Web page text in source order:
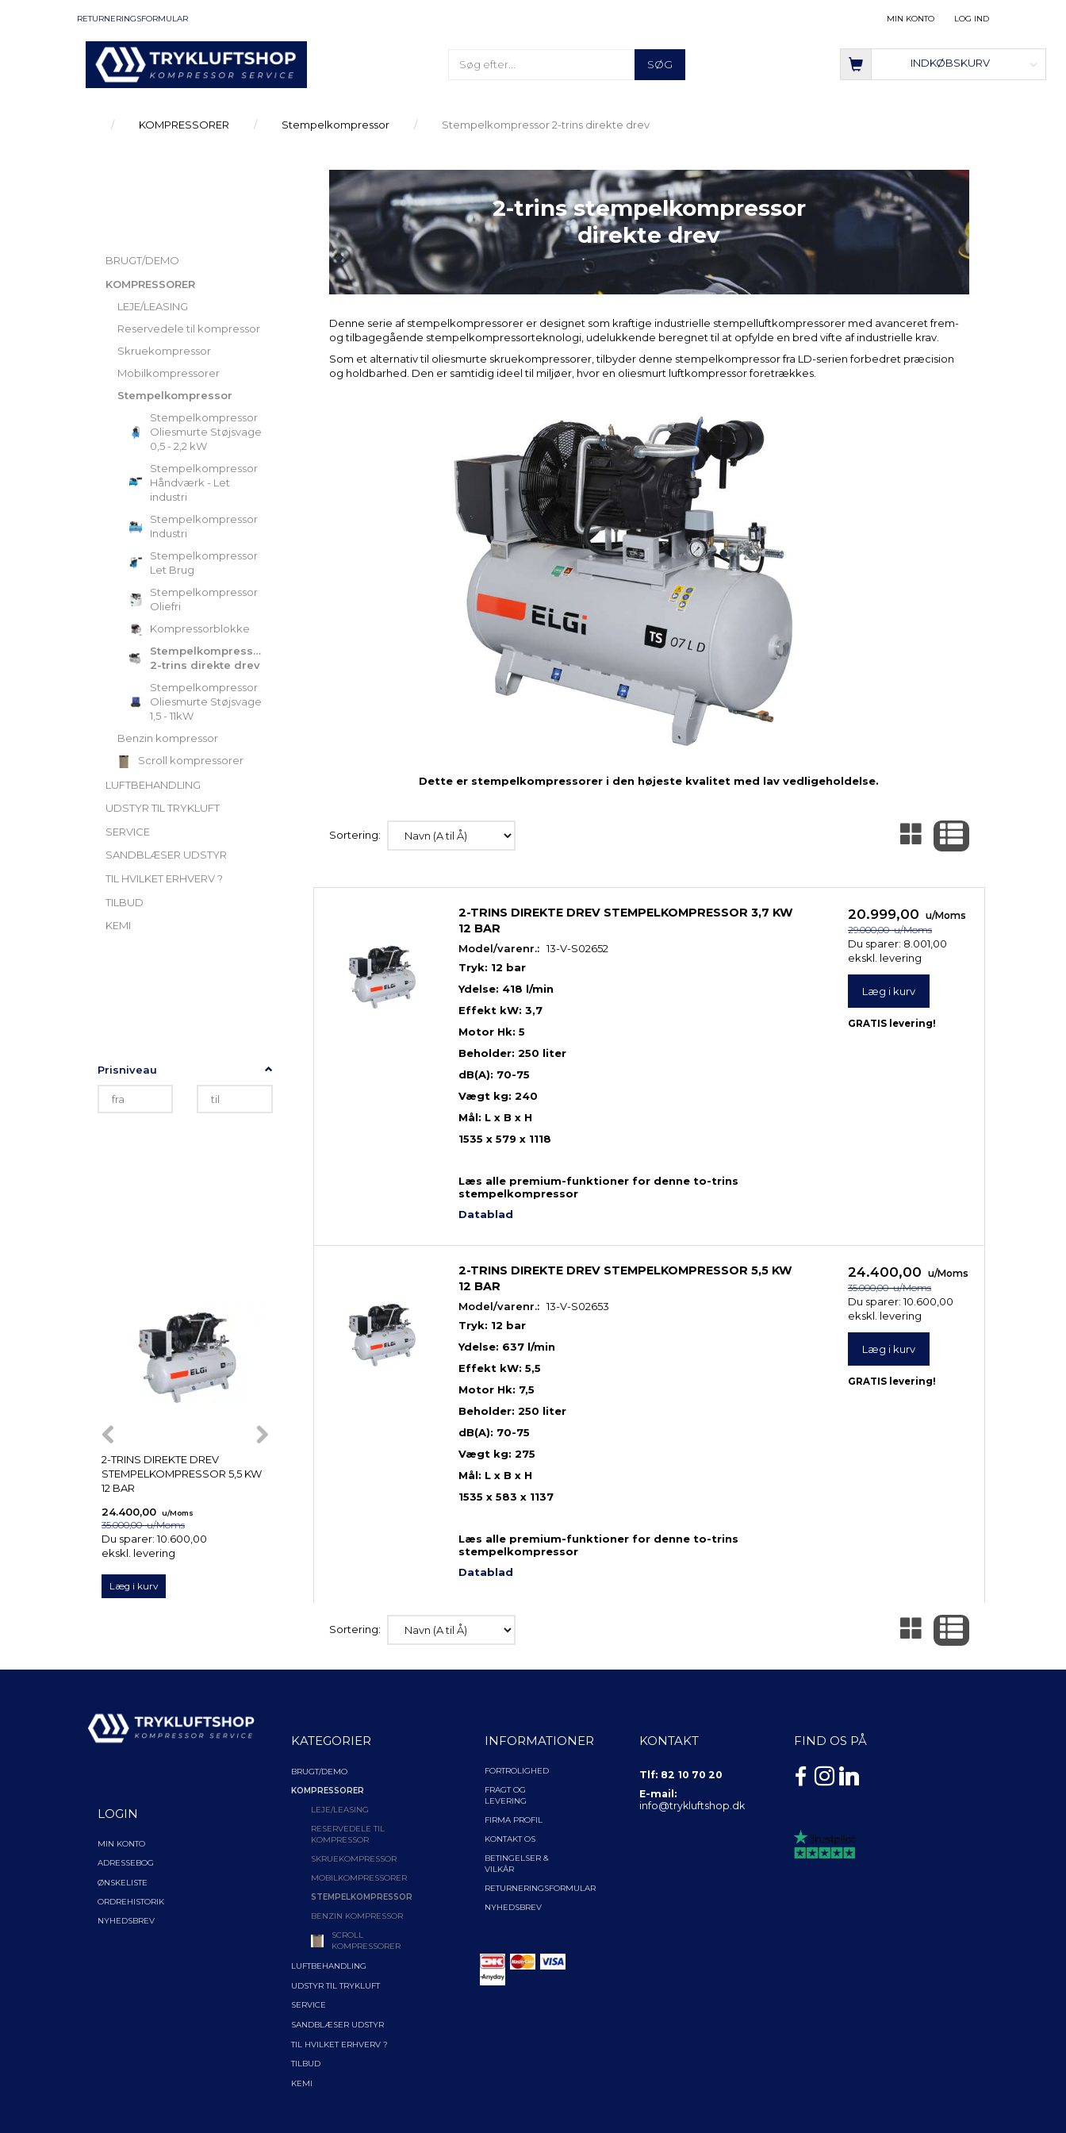
LOG IND
MIN KONTO
RETURNERINGSFORMULAR
SØG INDKØBSKURV
KOMPRESSORER Stempelkompressor Stempelkompressor 2-trins direkte drev
BRUGT/DEMO
KOMPRESSORER
LEJE/LEASING
Reservedele til kompressor
Skruekompressor
Mobilkompressorer
Stempelkompressor
Stempelkompressor
Oliesmurte Støjsvage
0,5 - 2,2 kW
Stempelkompressor
Håndværk - Let
industri
Stempelkompressor
Industri
Stempelkompressor
Let Brug
Stempelkompressor
Oliefri
Kompressorblokke
Stempelkompressor
2-trins direkte drev
Stempelkompressor
Oliesmurte Støjsvage
1,5 - 11kW
Benzin kompressor
Scroll kompressorer
LUFTBEHANDLING
UDSTYR TIL TRYKLUFT
SERVICE
SANDBLÆSER UDSTYR
TIL HVILKET ERHVERV ?
TILBUD
KEMI
Prisniveau
2-TRINS DIREKTE DREV
STEMPELKOMPRESSOR 5,5 KW
12 BAR
24.400,00
u/Moms
35.000,00u/Moms
Du sparer:10.600,00
ekskl. levering
Læg i kurv
2-trins stempelkompressor
direkte drev
Denne serie af stempelkompressorer er designet som kraftige industrielle stempelluftkompressorer med avanceret frem-
og tilbagegående stempelkompressorteknologi, udelukkende beregnet til at opfylde en bred vifte af industrielle krav.
Som et alternativ til oliesmurte skruekompressorer, tilbyder denne stempelkompressor fra LD-serien forbedret præcision
og holdbarhed. Den er samtidig ideel til miljøer, hvor en oliesmurt luftkompressor foretrækkes.
Dette er stempelkompressorer i den højeste kvalitet med lav vedligeholdelse.
Sortering:
2-TRINS DIREKTE DREV STEMPELKOMPRESSOR 3,7 KW
12 BAR
Model/varenr.: 13-V-S02652
Tryk: 12 bar
Ydelse: 418 l/min
Effekt kW: 3,7
Motor Hk: 5
Beholder: 250 liter
dB(A): 70-75
Vægt kg: 240
Mål: L x B x H
1535 x 579 x 1118
Læs alle premium-funktioner for denne to-trins
stempelkompressor
Datablad
20.999,00
u/Moms
29.000,00u/Moms
Du sparer: 8.001,00
ekskl. levering
Læg i kurv
GRATIS levering!
2-TRINS DIREKTE DREV STEMPELKOMPRESSOR 5,5 KW
12 BAR
Model/varenr.: 13-V-S02653
Tryk: 12 bar
Ydelse: 637 l/min
Effekt kW: 5,5
Motor Hk: 7,5
Beholder: 250 liter
dB(A): 70-75
Vægt kg: 275
Mål: L x B x H
1535 x 583 x 1137
Læs alle premium-funktioner for denne to-trins
stempelkompressor
Datablad
24.400,00
u/Moms
35.000,00u/Moms
Du sparer:10.600,00
ekskl. levering
Læg i kurv
GRATIS levering!
Sortering:
LOGIN
MIN KONTO
ADRESSEBOG
ØNSKELISTE
ORDREHISTORIK
NYHEDSBREV
KATEGORIER
BRUGT/DEMO
KOMPRESSORER
LEJE/LEASING
RESERVEDELE TIL
KOMPRESSOR
SKRUEKOMPRESSOR
MOBILKOMPRESSORER
STEMPELKOMPRESSOR
BENZIN KOMPRESSOR
SCROLL
KOMPRESSORER
LUFTBEHANDLING
UDSTYR TIL TRYKLUFT
SERVICE
SANDBLÆSER UDSTYR
TIL HVILKET ERHVERV ?
TILBUD
KEMI
INFORMATIONER
FORTROLIGHED
FRAGT OG
LEVERING
FIRMA PROFIL
KONTAKT OS
BETINGELSER &
VILKÅR
RETURNERINGSFORMULAR
NYHEDSBREV
KONTAKT
Tlf: 82 10 70 20
E-mail:
info@trykluftshop.dk
FIND OS PÅ